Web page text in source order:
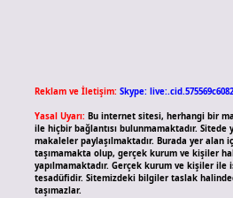
Reklam ve İletişim: Skype:
Yasal Uyarı: Bu internet sitesi, herhangi bir
ile hiçbir bağlantısı bulunmamaktadır. Sitede
makaleler paylaşılmaktadır. Burada yer alan
taşımamakta olup, gerçek kurum ve kişiler
yapılmamaktadır. Gerçek kurum ve kişiler
tesadüfidir. Sitemizdeki bilgiler taslak
taşımazlar.